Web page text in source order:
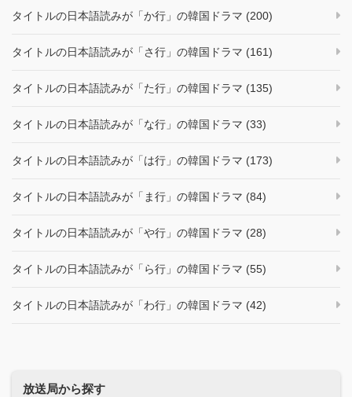
タイトルの日本語読みが「か行」の韓国ドラマ (200)
タイトルの日本語読みが「さ行」の韓国ドラマ (161)
タイトルの日本語読みが「た行」の韓国ドラマ (135)
タイトルの日本語読みが「な行」の韓国ドラマ (33)
タイトルの日本語読みが「は行」の韓国ドラマ (173)
タイトルの日本語読みが「ま行」の韓国ドラマ (84)
タイトルの日本語読みが「や行」の韓国ドラマ (28)
タイトルの日本語読みが「ら行」の韓国ドラマ (55)
タイトルの日本語読みが「わ行」の韓国ドラマ (42)
放送局から探す